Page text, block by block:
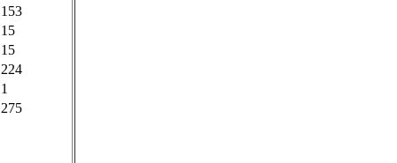
153
15
15
224
1
275